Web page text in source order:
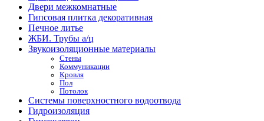
Двери межкомнатные
Гипсовая плитка декоративная
Печное литье
ЖБИ. Трубы а/ц
Звукоизоляционные материалы
Стены
Коммуникации
Кровля
Пол
Потолок
Системы поверхностного водоотвода
Гидроизоляция